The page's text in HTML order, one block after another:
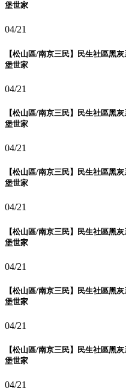
堡世家
04/21
【松山區/南京三民】民生社區黑
堡世家
04/21
【松山區/南京三民】民生社區黑
堡世家
04/21
【松山區/南京三民】民生社區黑
堡世家
04/21
【松山區/南京三民】民生社區黑
堡世家
04/21
【松山區/南京三民】民生社區黑
堡世家
04/21
【松山區/南京三民】民生社區黑
堡世家
04/21